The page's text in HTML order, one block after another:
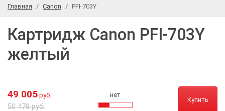
Главная Canon PFI-703Y
Картридж Canon PFI-703Y
желтый
49 005 руб.
50 478 руб.
нет
Купить